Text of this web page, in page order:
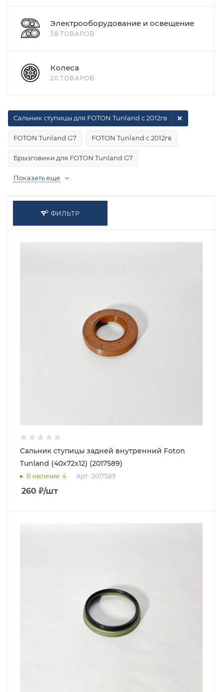
Электрооборудование и освещение
58 ТОВАРОВ
Колеса
20 ТОВАРОВ
FOTON Tunland G7 FOTON Tunland с 2012гв
Брызговики для FOTON Tunland G7
Сальник ступицы для FOTON Tunland с 2012гв
Показать еще
ФИЛЬТР
Сальник ступицы задней внутренний Foton
Tunland (40х72х12) (2017589)
В наличии: 4 Арт.: 2017589
260 ₽/шт